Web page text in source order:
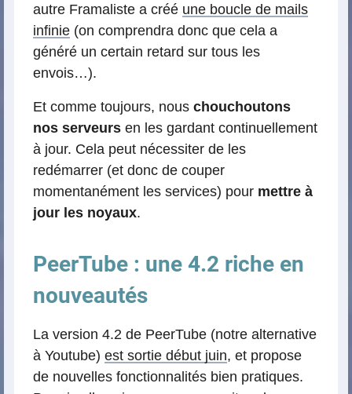
autre Framaliste a créé une boucle de mails
infinie (on comprendra donc que cela a
généré un certain retard sur tous les
envois…).
Et comme toujours, nous chouchoutons
nos serveurs en les gardant continuellement
à jour. Cela peut nécessiter de les
redémarrer (et donc de couper
momentanément les services) pour mettre à
jour les noyaux.
PeerTube : une 4.2 riche en
nouveautés
La version 4.2 de PeerTube (notre alternative
à Youtube) est sortie début juin, et propose
de nouvelles fonctionnalités bien pratiques.